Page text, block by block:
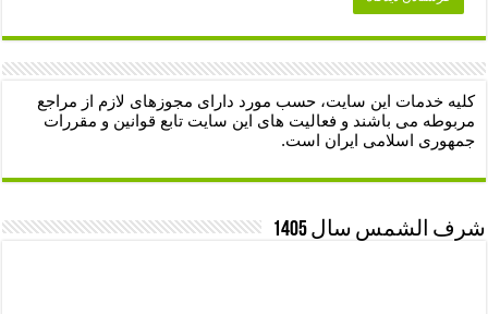
کلیه خدمات این سایت، حسب مورد دارای مجوزهای لازم از مراجع
مربوطه می باشند و فعالیت های این سایت تابع قوانین و مقررات
جمهوری اسلامی ایران است.
شرف الشمس سال 1405